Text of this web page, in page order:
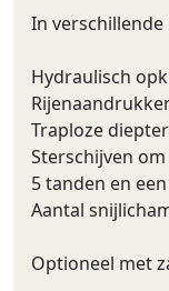
In
Hydraulisch
Traploze
Sterschijven
5 tanden en
Aantal
Optioneel met